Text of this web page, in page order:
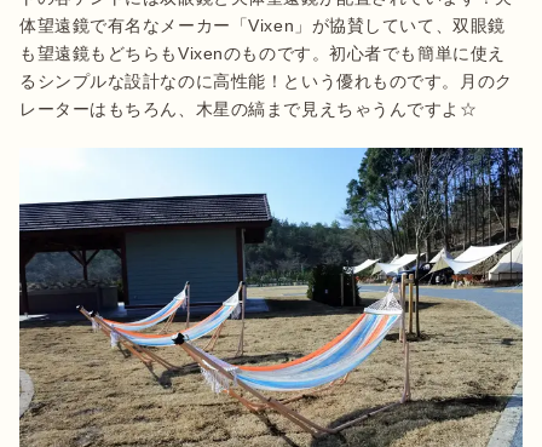
体望遠鏡で有名なメーカー「Vixen」が協賛していて、双眼鏡
も望遠鏡もどちらもVixenのものです。初心者でも簡単に使え
るシンプルな設計なのに高性能！という優れものです。月のク
レーターはもちろん、木星の縞まで見えちゃうんですよ☆